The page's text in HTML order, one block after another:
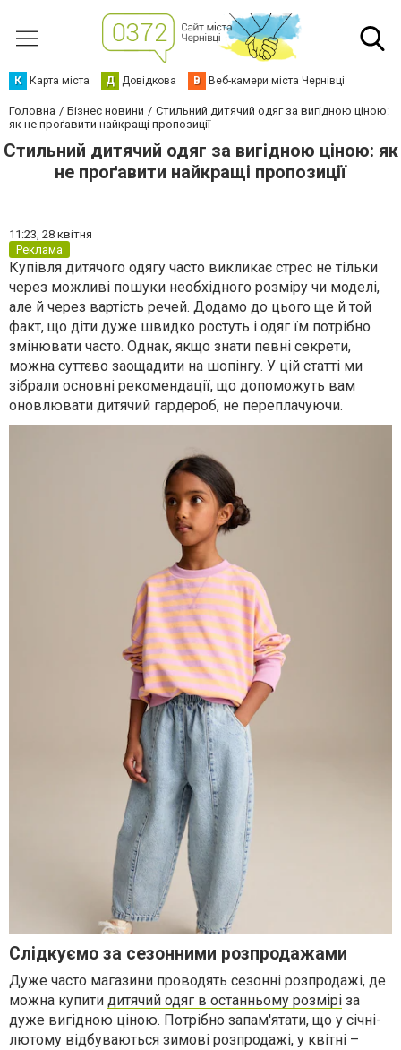
К Карта міста Д Довідкова В Веб-камери міста Чернівці
Головна Бізнес новини
Стильний дитячий одяг за вигідною ціною:
як не проґавити найкращі пропозиції
Стильний дитячий одяг за вигідною ціною: як
не проґавити найкращі пропозиції
11:23, 28 квітня
Реклама
Купівля дитячого одягу часто викликає стрес не тільки
через можливі пошуки необхідного розміру чи моделі,
але й через вартість речей. Додамо до цього ще й той
факт, що діти дуже швидко ростуть і одяг їм потрібно
змінювати часто. Однак, якщо знати певні секрети,
можна суттєво заощадити на шопінгу. У цій статті ми
зібрали основні рекомендації, що допоможуть вам
оновлювати дитячий гардероб, не переплачуючи.
Слідкуємо за сезонними розпродажами
Дуже часто магазини проводять сезонні розпродажі, де
можна купити дитячий одяг в останньому розмірі за
дуже вигідною ціною. Потрібно запам'ятати, що у січні-
лютому відбуваються зимові розпродажі, у квітні –